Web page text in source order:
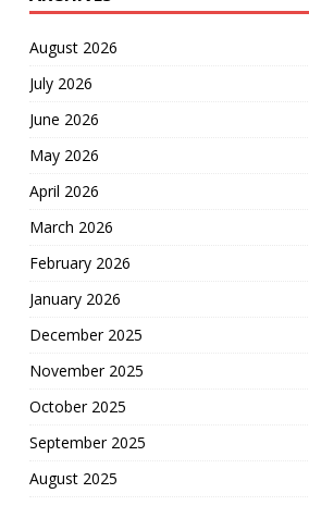
August 2026
July 2026
June 2026
May 2026
April 2026
March 2026
February 2026
January 2026
December 2025
November 2025
October 2025
September 2025
August 2025